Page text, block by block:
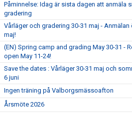
Påminnelse: Idag är sista dagen att anmäla
gradering
Vårläger och gradering 30-31 maj - Anmälan
maj!
(EN) Spring camp and grading May 30-31 -
open May 11-24!
Save the dates : Vårläger 30-31 maj och
6 juni
Ingen träning på Valborgsmässoafton
Årsmöte 2026